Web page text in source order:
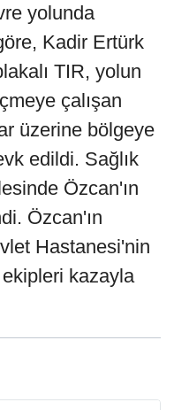
yolunda
Kadir Ertürk
TIR, yolun
çalışan
üzerine bölgeye
edildi. Sağlık
Özcan'ın
Özcan'ın
Hastanesi'nin
ekipleri kazayla